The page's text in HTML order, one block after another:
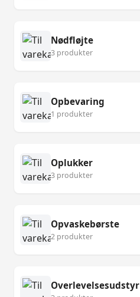
Nødfløjte
3 produkter
Opbevaring
1 produkter
Oplukker
3 produkter
Opvaskebørste
2 produkter
Overlevelsesudstyr